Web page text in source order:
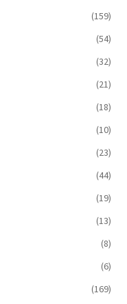
(159)
(54)
(32)
(21)
(18)
(10)
(23)
(44)
(19)
(13)
(8)
(6)
(169)